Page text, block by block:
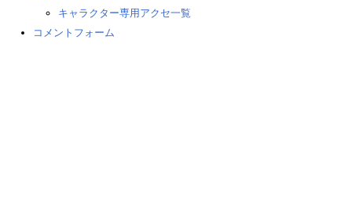
キャラクター専用アクセ一覧
コメントフォーム